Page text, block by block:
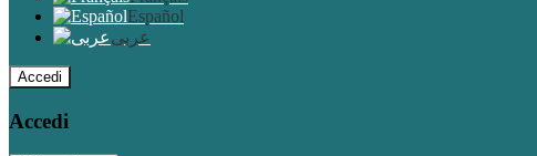
Español
عربى
Accedi
Accedi